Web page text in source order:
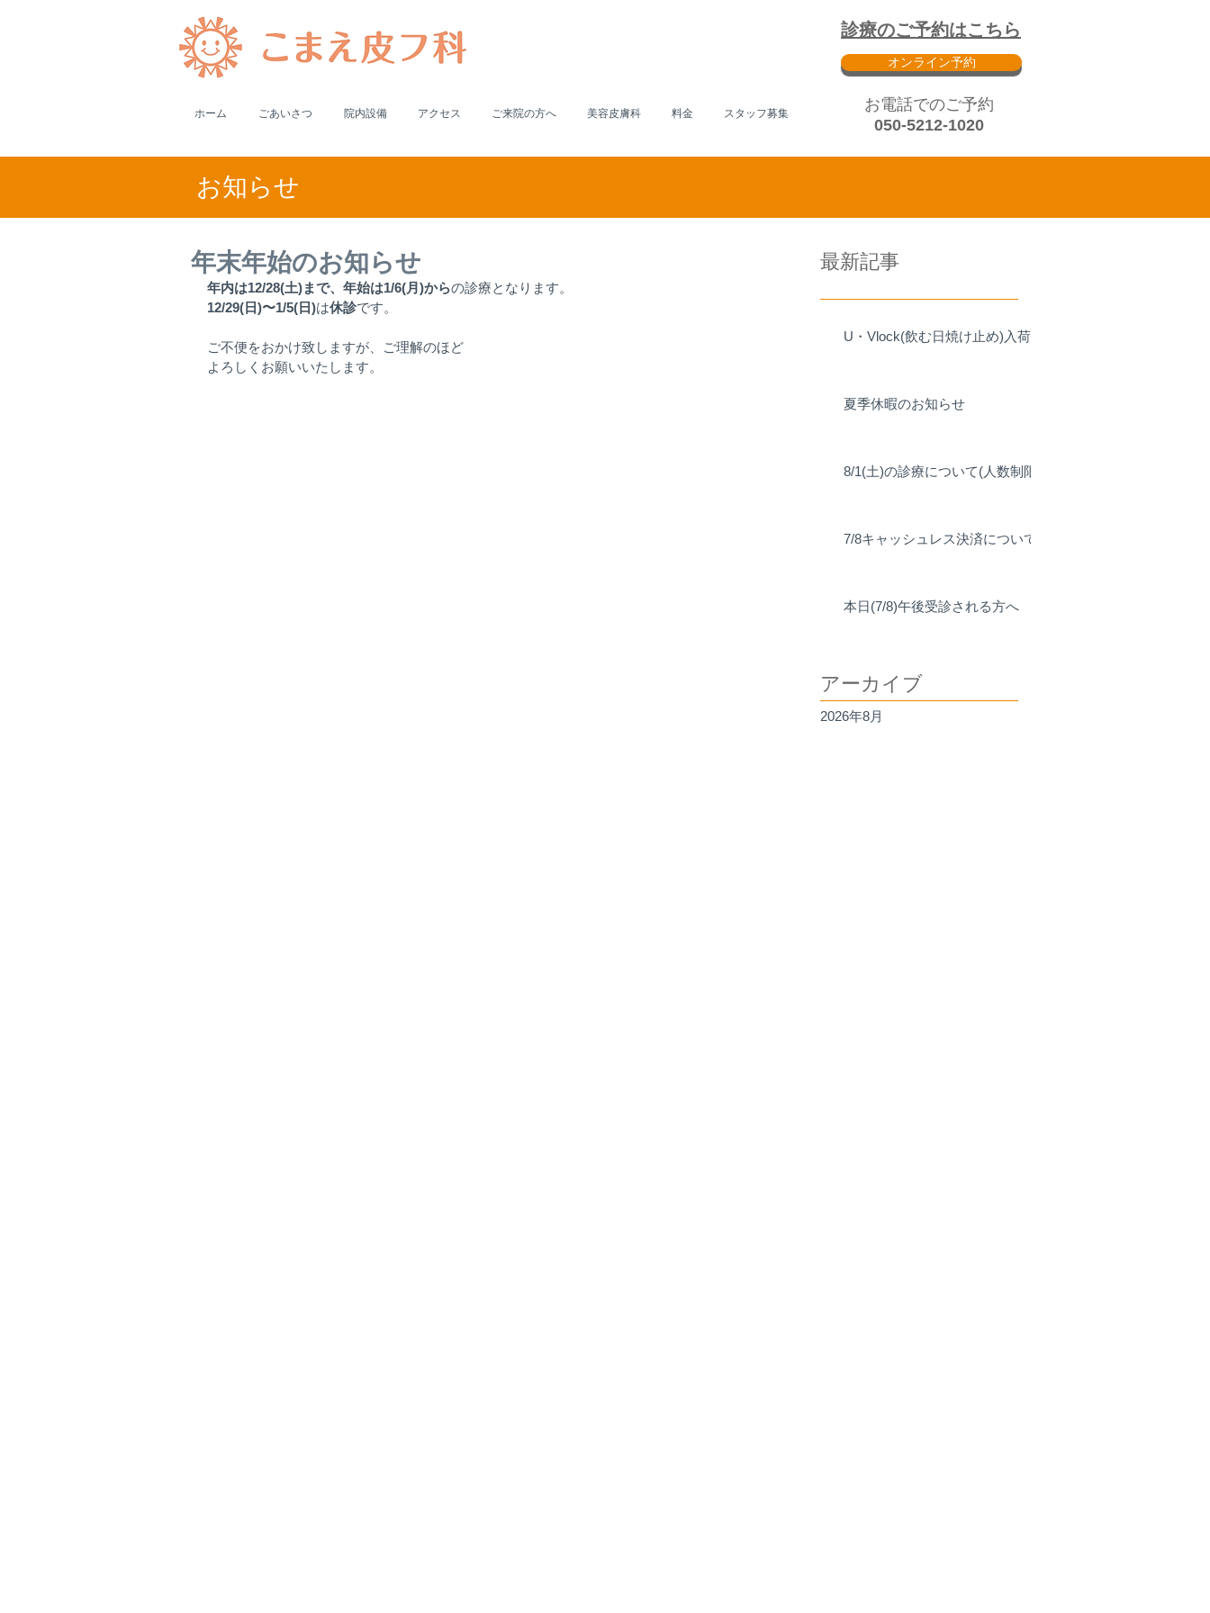
診療のご予約はこちら
オンライン予約
​お電話でのご予約
050-5212-1020
ホーム ごあいさつ 院内設備 アクセス ご来院の方へ 美容皮膚科 料金 スタッフ募集
​お知らせ
年末年始のお知らせ
年内は12/28(土)まで、年始は1/6(月)からの診療となります。
12/29(日)〜1/5(日)は休診です。
ご不便をおかけ致しますが、ご理解のほど
よろしくお願いいたします。
最新記事
U・Vlock(飲む日焼け止め)入荷
夏季休暇のお知らせ
8/1(土)の診療について(人数制限)
7/8キャッシュレス決済について
本日(7/8)午後受診される方へ
アーカイブ
2026年8月